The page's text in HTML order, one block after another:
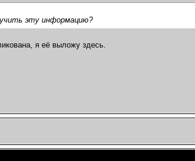
эту информацию?
я её выложу здесь.